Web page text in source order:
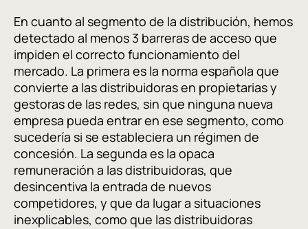
En cuanto al segmento de la distribución, hemos
detectado al menos 3 barreras de acceso que
impiden el correcto funcionamiento del
mercado. La primera es la norma española que
convierte a las distribuidoras en propietarias y
gestoras de las redes, sin que ninguna nueva
empresa pueda entrar en ese segmento, como
sucedería si se estableciera un régimen de
concesión. La segunda es la opaca
remuneración a las distribuidoras, que
desincentiva la entrada de nuevos
competidores, y que da lugar a situaciones
inexplicables, como que las distribuidoras